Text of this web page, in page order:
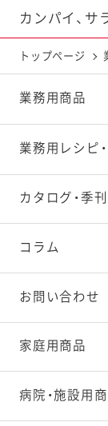
カンパイ、サ
トップページ
業務用商品
商品一覧
新商品
おすすめ特
商品紹介
業務用レシピ
レシピト
レシピを探
たまご料
パンを皿
ペイザン
カタログ・季
コラム
お問い合わせ
家庭用商品
病院・施設用